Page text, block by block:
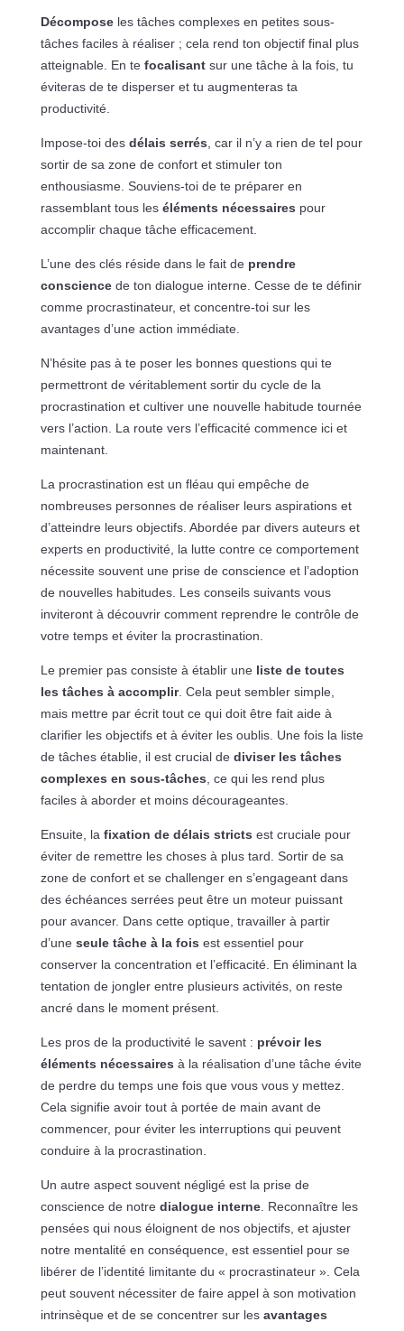
Décomposeles tâches complexes en petites sous-
tâches faciles à réaliser ; cela rend ton objectif final plus
atteignable. En te focalisantsur une tâche à la fois, tu
éviteras de te disperser et tu augmenteras ta
productivité.
Impose-toi des délais serrés , car il n’y a rien de tel pour
sortir de sa zone de confort et stimuler ton
enthousiasme. Souviens-toi de te préparer en
rassemblant tous les éléments nécessaires pour
accomplir chaque tâche efficacement.
L’une des clés réside dans le fait de prendre
consciencede ton dialogue interne. Cesse de te définir
comme procrastinateur, et concentre-toi sur les
avantages d’une action immédiate.
N’hésite pas à te poser les bonnes questions qui te
permettront de véritablement sortir du cycle de la
procrastination et cultiver une nouvelle habitude tournée
vers l’action. La route vers l’efficacité commence ici et
maintenant.
La procrastination est un fléau qui empêche de
nombreuses personnes de réaliser leurs aspirations et
d’atteindre leurs objectifs. Abordée par divers auteurs et
experts en productivité, la lutte contre ce comportement
nécessite souvent une prise de conscience et l’adoption
de nouvelles habitudes. Les conseils suivants vous
inviteront à découvrir comment reprendre le contrôle de
votre temps et éviter la procrastination.
Le premier pas consiste à établir une liste de toutes
les tâches à accomplir. Cela peut sembler simple,
mais mettre par écrit tout ce qui doit être fait aide à
clarifier les objectifs et à éviter les oublis. Une fois la liste
de tâches établie, il est crucial de diviser les tâches
complexes en sous-tâches , ce qui les rend plus
faciles à aborder et moins décourageantes.
Ensuite, la fixation de délais stricts est cruciale pour
éviter de remettre les choses à plus tard. Sortir de sa
zone de confort et se challenger en s’engageant dans
des échéances serrées peut être un moteur puissant
pour avancer. Dans cette optique, travailler à partir
d’une seule tâche à la fois est essentiel pour
conserver la concentration et l’efficacité. En éliminant la
tentation de jongler entre plusieurs activités, on reste
ancré dans le moment présent.
Les pros de la productivité le savent : prévoir les
éléments nécessaires à la réalisation d’une tâche évite
de perdre du temps une fois que vous vous y mettez.
Cela signifie avoir tout à portée de main avant de
commencer, pour éviter les interruptions qui peuvent
conduire à la procrastination.
Un autre aspect souvent négligé est la prise de
conscience de notre dialogue interne. Reconnaître les
pensées qui nous éloignent de nos objectifs, et ajuster
notre mentalité en conséquence, est essentiel pour se
libérer de l’identité limitante du « procrastinateur ». Cela
peut souvent nécessiter de faire appel à son motivation
intrinsèque et de se concentrer sur les avantages